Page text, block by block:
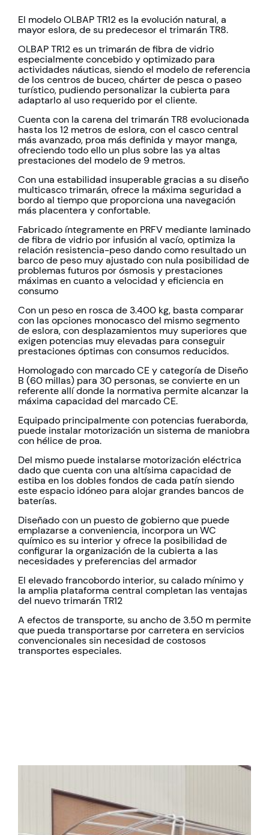
El modelo OLBAP TR12 es la evolución natural, a
mayor eslora, de su predecesor el trimarán TR8.
OLBAP TR12 es un trimarán de fibra de vidrio
especialmente concebido y optimizado para
actividades náuticas, siendo el modelo de referencia
de los centros de buceo, chárter de pesca o paseo
turístico, pudiendo personalizar la cubierta para
adaptarlo al uso requerido por el cliente.
Cuenta con la carena del trimarán TR8 evolucionada
hasta los 12 metros de eslora, con el casco central
más avanzado, proa más definida y mayor manga,
ofreciendo todo ello un plus sobre las ya altas
prestaciones del modelo de 9 metros.
Con una estabilidad insuperable gracias a su diseño
multicasco trimarán, ofrece la máxima seguridad a
bordo al tiempo que proporciona una navegación
más placentera y confortable.
Fabricado íntegramente en PRFV mediante laminado
de fibra de vidrio por infusión al vacío, optimiza la
relación resistencia-peso dando como resultado un
barco de peso muy ajustado con nula posibilidad de
problemas futuros por ósmosis y prestaciones
máximas en cuanto a velocidad y eficiencia en
consumo
Con un peso en rosca de 3.400 kg, basta comparar
con las opciones monocasco del mismo segmento
de eslora, con desplazamientos muy superiores que
exigen potencias muy elevadas para conseguir
prestaciones óptimas con consumos reducidos.
Homologado con marcado CE y categoría de Diseño
B (60 millas) para 30 personas, se convierte en un
referente allí donde la normativa permite alcanzar la
máxima capacidad del marcado CE.
Equipado principalmente con potencias fueraborda,
puede instalar motorización un sistema de maniobra
con hélice de proa.
Del mismo puede instalarse motorización eléctrica
dado que cuenta con una altísima capacidad de
estiba en los dobles fondos de cada patín siendo
este espacio idóneo para alojar grandes bancos de
baterías.
Diseñado con un puesto de gobierno que puede
emplazarse a conveniencia, incorpora un WC
químico es su interior y ofrece la posibilidad de
configurar la organización de la cubierta a las
necesidades y preferencias del armador
El elevado francobordo interior, su calado mínimo y
la amplia plataforma central completan las ventajas
del nuevo trimarán TR12
A efectos de transporte, su ancho de 3.50 m permite
que pueda transportarse por carretera en servicios
convencionales sin necesidad de costosos
transportes especiales.